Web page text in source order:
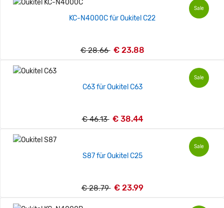
Sale
KC-N4000C für Oukitel C22
€ 28.66 € 23.88
Sale
C63 für Oukitel C63
€ 46.13 € 38.44
Sale
S87 für Oukitel C25
€ 28.79 € 23.99